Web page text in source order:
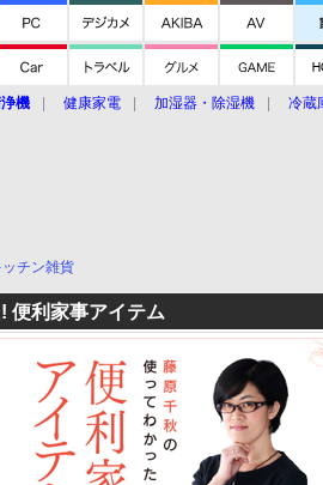
機 健康家電 加湿器・除湿機 冷蔵
ッチン雑貨
便利家事アイテム